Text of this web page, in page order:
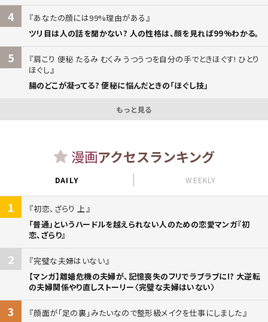
4
あなたの顔には99%理由がある
ツリ目は人の話を聞かない? 人の性格は、顔を見れば99%わかる。
5
肩こり 便秘 たるみ むくみ うつうつを自分の手でときほぐす! ひとり
ほぐし
腸のどこが凝ってる? 便秘に悩んだときの「ほぐし技」
もっと見る
漫画アクセスランキング
DAILY WEEKLY
1
初恋、ざらり 上
「普通」というハードルを越えられない人のための恋愛マンガ『初
恋、ざらり』
2
完璧な夫婦はいない
【マンガ】離婚危機の夫婦が、記憶喪失のフリでラブラブに!? 大逆転
の夫婦関係やり直しストーリー〈完璧な夫婦はいない〉
3
顔面が「足の裏」みたいなので整形級メイクを仕事にしました